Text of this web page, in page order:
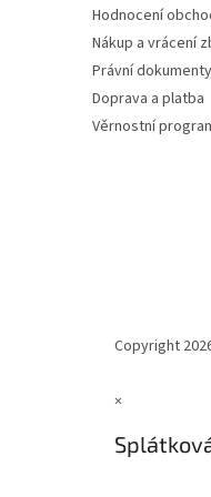
Hodnocení
Nákup a vrácení
Právní dokumenty
Doprava a platba
Věrnostní
Copyright
×